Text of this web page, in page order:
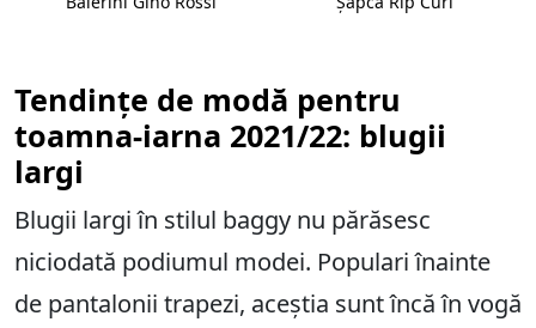
Tendințe de modă pentru
toamna-iarna 2021/22: blugii
largi
Blugii largi în stilul baggy nu părăsesc
niciodată podiumul modei. Populari înainte
de pantalonii trapezi, aceștia sunt încă în vogă